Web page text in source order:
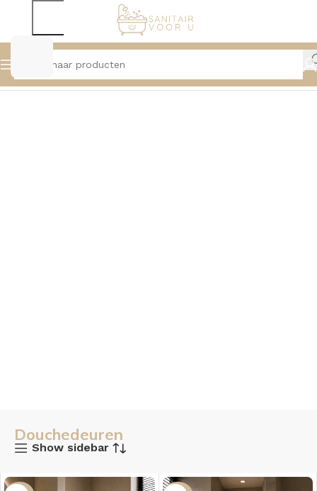
Home Douche Douchedeuren
Douchedeuren
Show sidebar